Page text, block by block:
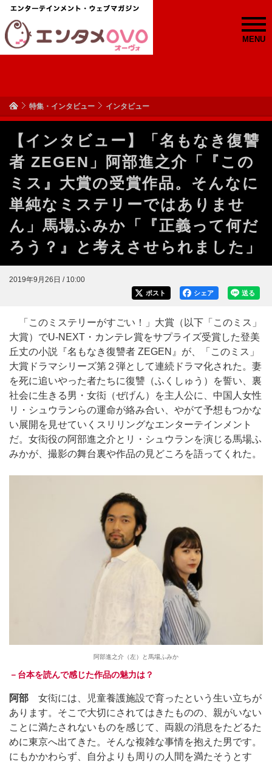
MENU
特集・インタビュー インタビュー
【インタビュー】「名もなき復讐
者 ZEGEN」阿部進之介「『この
ミス』大賞の受賞作品。そんなに
単純なミステリーではありませ
ん」馬場ふみか「『正義って何だ
ろう？』と考えさせられました」
2019年9月26日 / 10:00
送る
シェア
ポスト
「このミステリーがすごい！」大賞（以下「このミス」
大賞）でU-NEXT・カンテレ賞をサプライズ受賞した登美
丘丈の小説『名もなき復讐者 ZEGEN』が、「このミス」
大賞ドラマシリーズ第２弾として連続ドラマ化された。妻
を死に追いやった者たちに復讐（ふくしゅう）を誓い、裏
社会に生きる男・女衒（ぜげん）を主人公に、中国人女性
リ・シュウランらの運命が絡み合い、やがて予想もつかな
い展開を見せていくスリリングなエンターテインメント
だ。女衒役の阿部進之介とリ・シュウランを演じる馬場ふ
みかが、撮影の舞台裏や作品の見どころを語ってくれた。
阿部進之介（左）と馬場ふみか
－台本を読んで感じた作品の魅力は？
阿部 女衒には、児童養護施設で育ったという生い立ちが
あります。そこで大切にされてはきたものの、親がいない
ことに満たされないものを感じて、両親の消息をたどるた
めに東京へ出てきた。そんな複雑な事情を抱えた男です。
にもかかわらず、自分よりも周りの人間を満たそうとす